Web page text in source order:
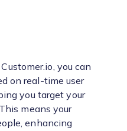
you can
on real-time user
you target your
means your
enhancing